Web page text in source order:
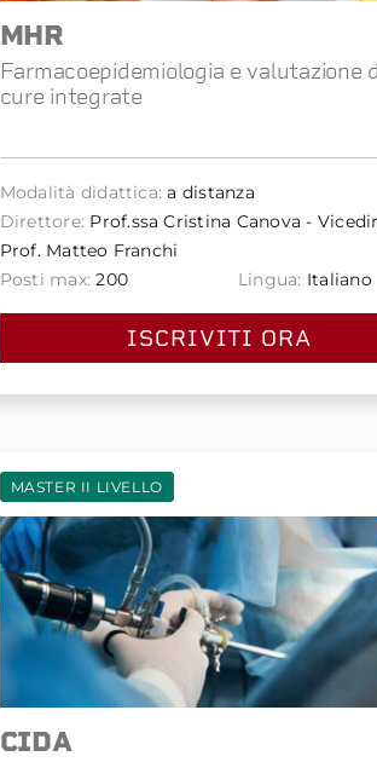
MHR
Farmacoepidemiologia e valutazione
cure integrate
Modalità didattica: a distanza
Direttore: Prof.ssa Cristina Canova -
Prof. Matteo Franchi
Posti max: 200 Lingua: Italiano
ISCRIVITI ORA
MASTER II LIVELLO
CIDA